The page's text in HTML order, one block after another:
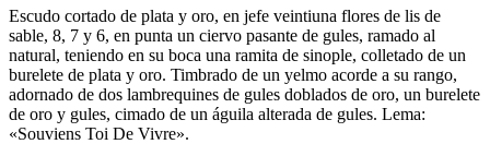
Escudo cortado de plata y oro, en jefe veintiuna flores de lis de
sable, 8, 7 y 6, en punta un ciervo pasante de gules, ramado al
natural, teniendo en su boca una ramita de sinople, colletado de un
burelete de plata y oro. Timbrado de un yelmo acorde a su rango,
adornado de dos lambrequines de gules doblados de oro, un burelete
de oro y gules, cimado de un águila alterada de gules. Lema:
«Souviens Toi De Vivre».